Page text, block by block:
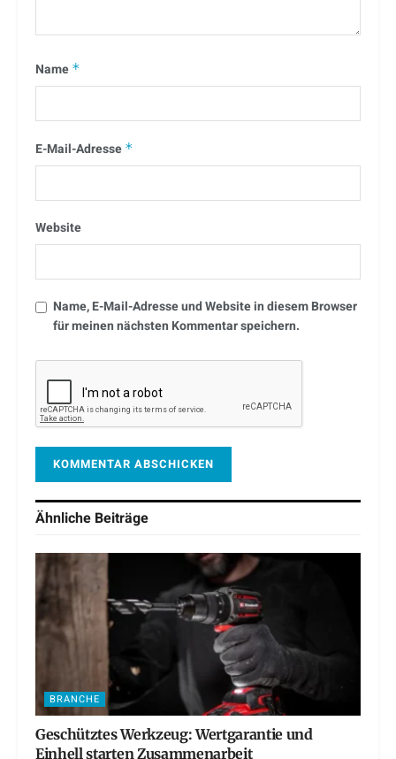
Name *
E-Mail-Adresse *
Website
Name, E-Mail-Adresse und Website in diesem Browser
für meinen nächsten Kommentar speichern.
Ähnliche Beiträge
BRANCHE
Geschütztes Werkzeug: Wertgarantie und
Einhell starten Zusammenarbeit